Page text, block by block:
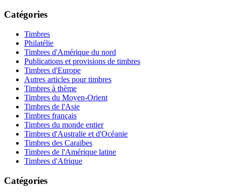
Catégories
Timbres
Philatélie
Timbres d'Amérique du nord
Publications et provisions de timbres
Timbres d'Europe
Autres articles pour timbres
Timbres à thème
Timbres du Moyen-Orient
Timbres de l'Asie
Timbres français
Timbres du monde entier
Timbres d'Australie et d'Océanie
Timbres des Caraïbes
Timbres de l'Amérique latine
Timbres d'Afrique
Catégories